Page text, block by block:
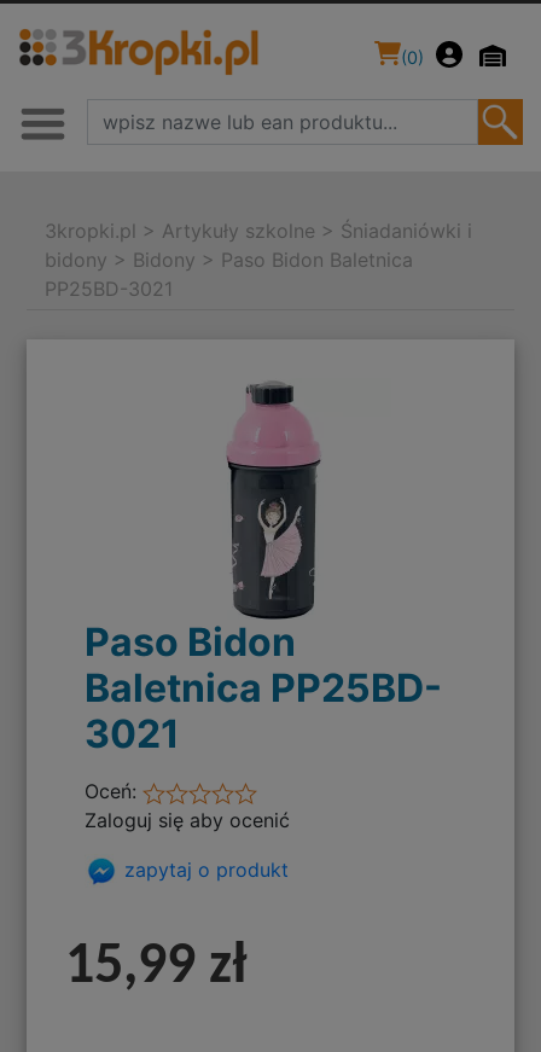
(0)
3kropki.pl > Artykuły szkolne > Śniadaniówki i
bidony > Bidony > Paso Bidon Baletnica
PP25BD-3021
Paso Bidon
Baletnica PP25BD-
3021
Oceń:
Zaloguj się aby ocenić
zapytaj o produkt
15,99 zł